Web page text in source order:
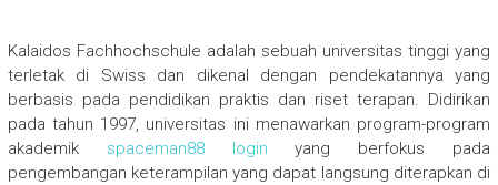
Kalaidos Fachhochschule adalah sebuah universitas tinggi yang
terletak di Swiss dan dikenal dengan pendekatannya yang
berbasis pada pendidikan praktis dan riset terapan. Didirikan
pada tahun 1997, universitas ini menawarkan program-program
akademik spaceman88 login yang berfokus pada
pengembangan keterampilan yang dapat langsung diterapkan di